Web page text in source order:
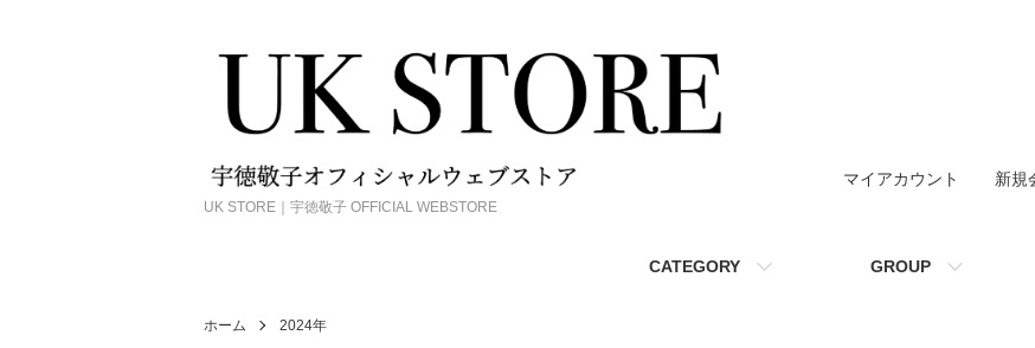
UK STORE｜宇徳敬子 OFFICIAL WEBSTORE
CATEGORY GROUP
マイアカウント 新規
ホーム 2024年